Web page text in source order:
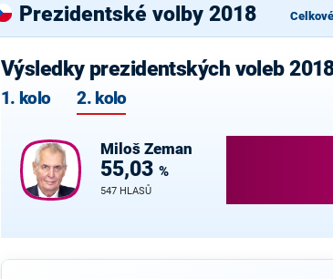
Prezidentské volby 2018
Výsledky prezidentských voleb
1. kolo 2. kolo
Miloš Zeman
55,03 %
547 HLASŮ